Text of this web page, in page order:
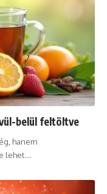
belül feltöltve
hanem
lehet.…